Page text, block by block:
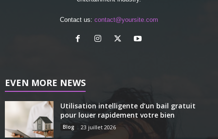
Contact us: contact@yoursite.com
EVEN MORE NEWS
Utilisation intelligente d’un bail gratuit
pour louer rapidement votre bien
Blog 23 juillet 2026